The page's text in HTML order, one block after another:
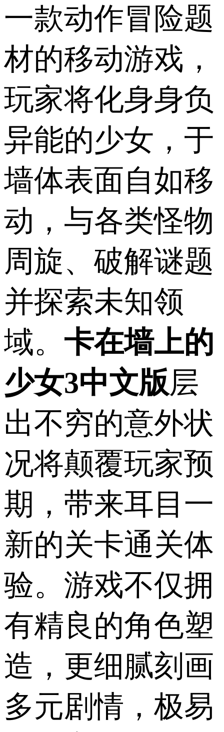
一款动作冒险题
材的移动游戏，
玩家将化身身负
异能的少女，于
墙体表面自如移
动，与各类怪物
周旋、破解谜题
并探索未知领
域。 卡在墙上的
少女3中文版层
出不穷的意外状
况将颠覆玩家预
期，带来耳目一
新的关卡通关体
验。游戏不仅拥
有精良的角色塑
造，更细腻刻画
多元剧情，极易